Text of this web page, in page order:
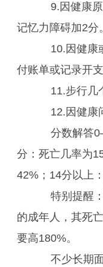
9.因健康原
记忆力障碍加2分。
10.因健康或
付账单或记录开
11.步行几个
12.因健康问
分数解答
分：死亡几率为
42%；14分以上
特别提醒：
的成年人，其死
要高180%。
不少长期面